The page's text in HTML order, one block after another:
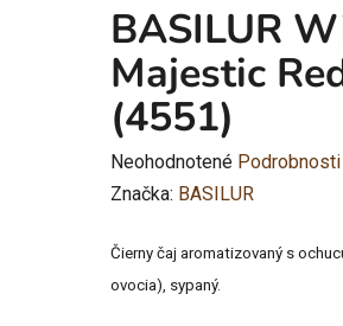
BASILUR
Majestic
(4551)
Priemerné
hodnotenie
je
0,0
Neohodnotené
Značka: BASILUR
Čierny čaj aromatizovaný s
ovocia), sypaný.